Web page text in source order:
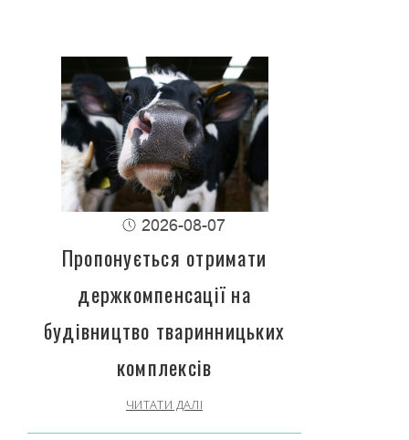
2026-08-07
Пропонується отримати
держкомпенсації на
будівництво тваринницьких
комплексів
ЧИТАТИ ДАЛІ